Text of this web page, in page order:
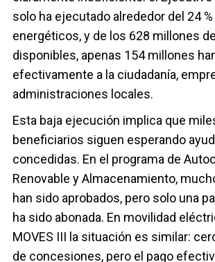
solo ha ejecutado alrededor del 24
energéticos, y de los 628 millones
disponibles, apenas 154 millones
efectivamente a la ciudadanía,
administraciones locales.
Esta baja ejecución implica que
beneficiarios siguen esperando
concedidas. En el programa de
Renovable y Almacenamiento,
han sido aprobados, pero solo una
ha sido abonada. En movilidad
MOVES III la situación es similar:
de concesiones, pero el pago